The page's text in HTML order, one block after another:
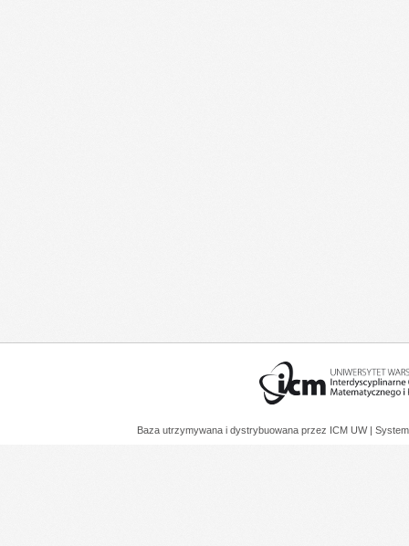
Baza utrzymywana i dystrybuowana przez ICM UW |